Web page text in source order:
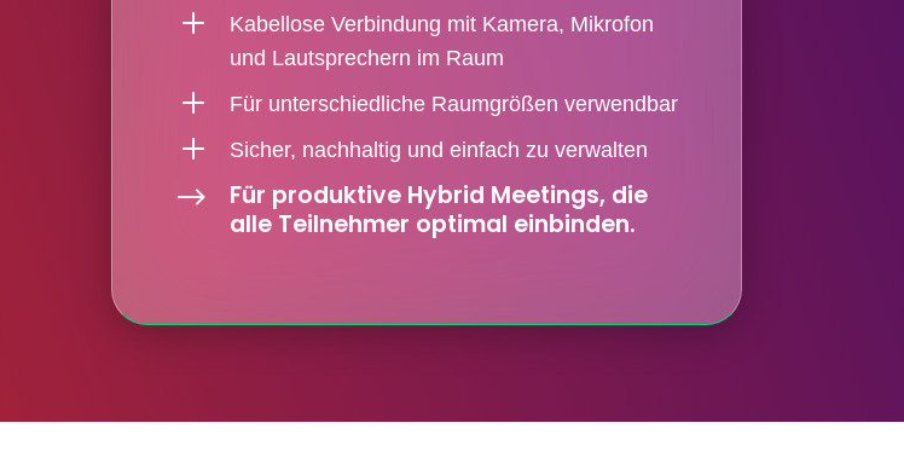
L
Kabellose Verbindung mit Kamera, Mikrofon
und Lautsprechern im Raum
L Für unterschiedliche Raumgrößen verwendbar
L Sicher, nachhaltig und einfach zu verwalten
$
Für produktive Hybrid Meetings, die
alle Teilnehmer optimal einbinden.